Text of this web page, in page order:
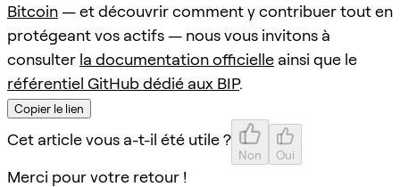
Bitcoin— et découvrir comment y contribuer tout en
protégeant vos actifs — nous vous invitons à
consulter la documentation officielle ainsi que le
référentiel GitHub dédié aux BIP.
Copier le lien
Cet article vous a-t-il été utile ?
Non Oui
Merci pour votre retour !